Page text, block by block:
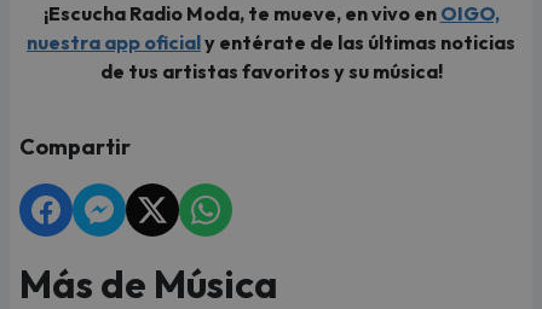
¡Escucha Radio Moda, te mueve, en vivo en OIGO,
nuestra app oficialy entérate de las últimas noticias
de tus artistas favoritos y su música!
Compartir
Más de Música